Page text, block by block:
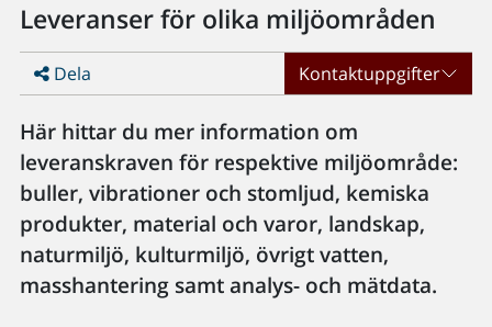
Leveranser för olika miljöområden
Dela Kontaktuppgifter
Här hittar du mer information om
leveranskraven för respektive miljöområde:
buller, vibrationer och stomljud, kemiska
produkter, material och varor, landskap,
naturmiljö, kulturmiljö, övrigt vatten,
masshantering samt analys- och mätdata.